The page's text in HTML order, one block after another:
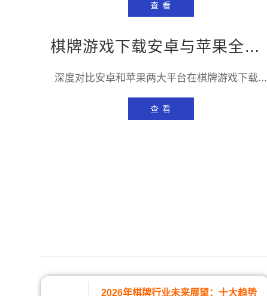
查 看
棋牌游戏下载安卓与苹果全面对比——哪个平台更适合你？
深度对比安卓和苹果两大平台在棋牌游戏下载...
查 看
2026年棋牌行业未来展望：十大趋势